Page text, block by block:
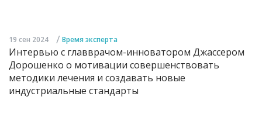
19 сен 2024 / Время эксперта
Интервью с главврачом-инноватором Джассером
Дорошенко о мотивации совершенствовать
методики лечения и создавать новые
индустриальные стандарты